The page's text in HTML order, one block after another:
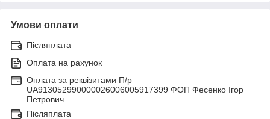
Умови оплати
Післяплата
Оплата на рахунок
Оплата за реквізитами П/р
UA913052990000026006005917399 ФОП Фесенко Ігор
Петрович
Післяплата